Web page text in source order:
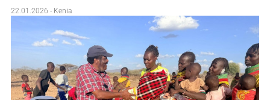
22.01.2026 - Kenia